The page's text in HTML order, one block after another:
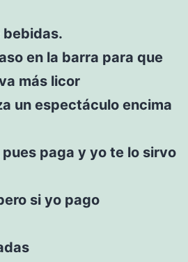
bebidas.
en la barra para que
más licor
un espectáculo encima
paga y yo te lo sirvo
si yo pago